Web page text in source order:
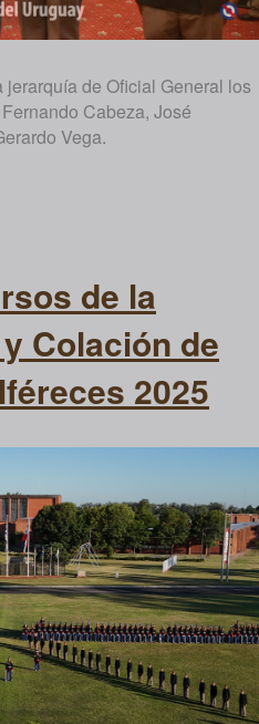
de Oficial General los
Cabeza, José
Vega.
de la
Colación de
2025